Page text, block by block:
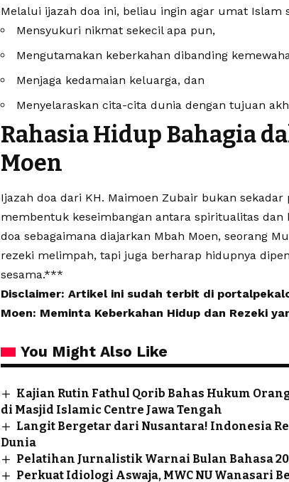
Melalui ijazah doa ini, beliau ingin agar umat Islam
Mensyukuri nikmat sekecil apa pun,
Mengutamakan keberkahan dibanding
Menjaga kedamaian keluarga, dan
Menyelaraskan cita-cita dunia dengan tujuan
Rahasia Hidup Bahagia
Moen
Ijazah doa dari KH. Maimoen Zubair bukan
membentuk keseimbangan antara spiritualitas
doa sebagaimana diajarkan Mbah Moen, seorang
rezeki melimpah, tapi juga berharap hidupnya
sesama.***
Disclaimer: Artikel ini sudah terbit di
Moen: Meminta Keberkahan Hidup dan Rezeki
You Might Also Like
Kajian Rutin Fathul Qorib Bahas Hukum
di Masjid Islamic Centre Jawa Tengah
Langit Bergetar dari Nusantara! Indonesia
Dunia
Pelatihan Jurnalistik Warnai Bulan Bahasa
Perkuat Idiologi Aswaja, MWC NU Wanasari